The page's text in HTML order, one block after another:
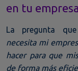
en tu empresa
La pregunta
necesita mi
hacer para que
de forma más